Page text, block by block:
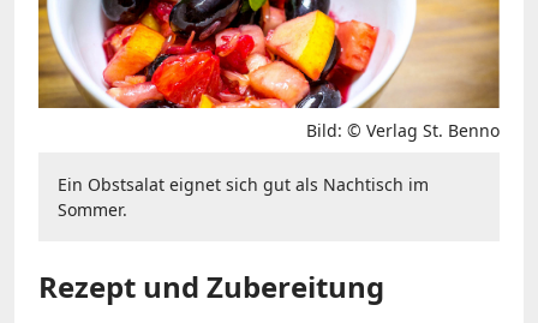
Bild: © Verlag St. Benno
Ein Obstsalat eignet sich gut als Nachtisch im
Sommer.
Rezept und Zubereitung